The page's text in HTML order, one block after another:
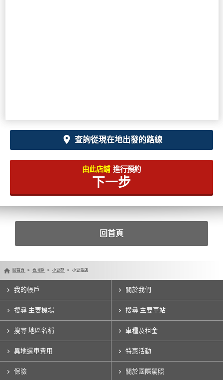
查詢從現在地出發的路線
由此店鋪 進行預約
下一步
回首頁
回首頁 香川縣 小豆郡 小豆島店
我的帳戶 關於我們
搜尋 主要機場 搜尋 主要車站
搜尋 地區名稱 車種及租金
異地還車費用 特惠活動
保險 關於國際駕照